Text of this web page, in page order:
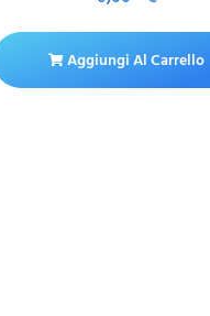
Aggiungi Al Carrello